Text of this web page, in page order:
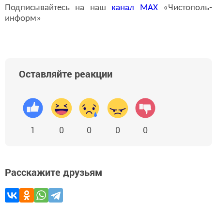
Подписывайтесь на наш канал MAX«Чистополь-
информ»
Оставляйте реакции
1 0 0 0 0
Расскажите друзьям